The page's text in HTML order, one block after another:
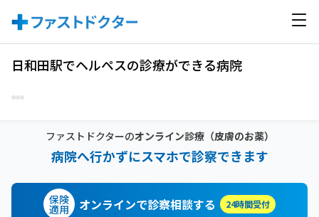
日和田駅でヘルペスの診療ができる病院
ファストドクターのオンライン診療（皮膚のお薬）
病院へ行かずにスマホで診察できます
保険
適用 オンラインで診察相談する 24時間受付